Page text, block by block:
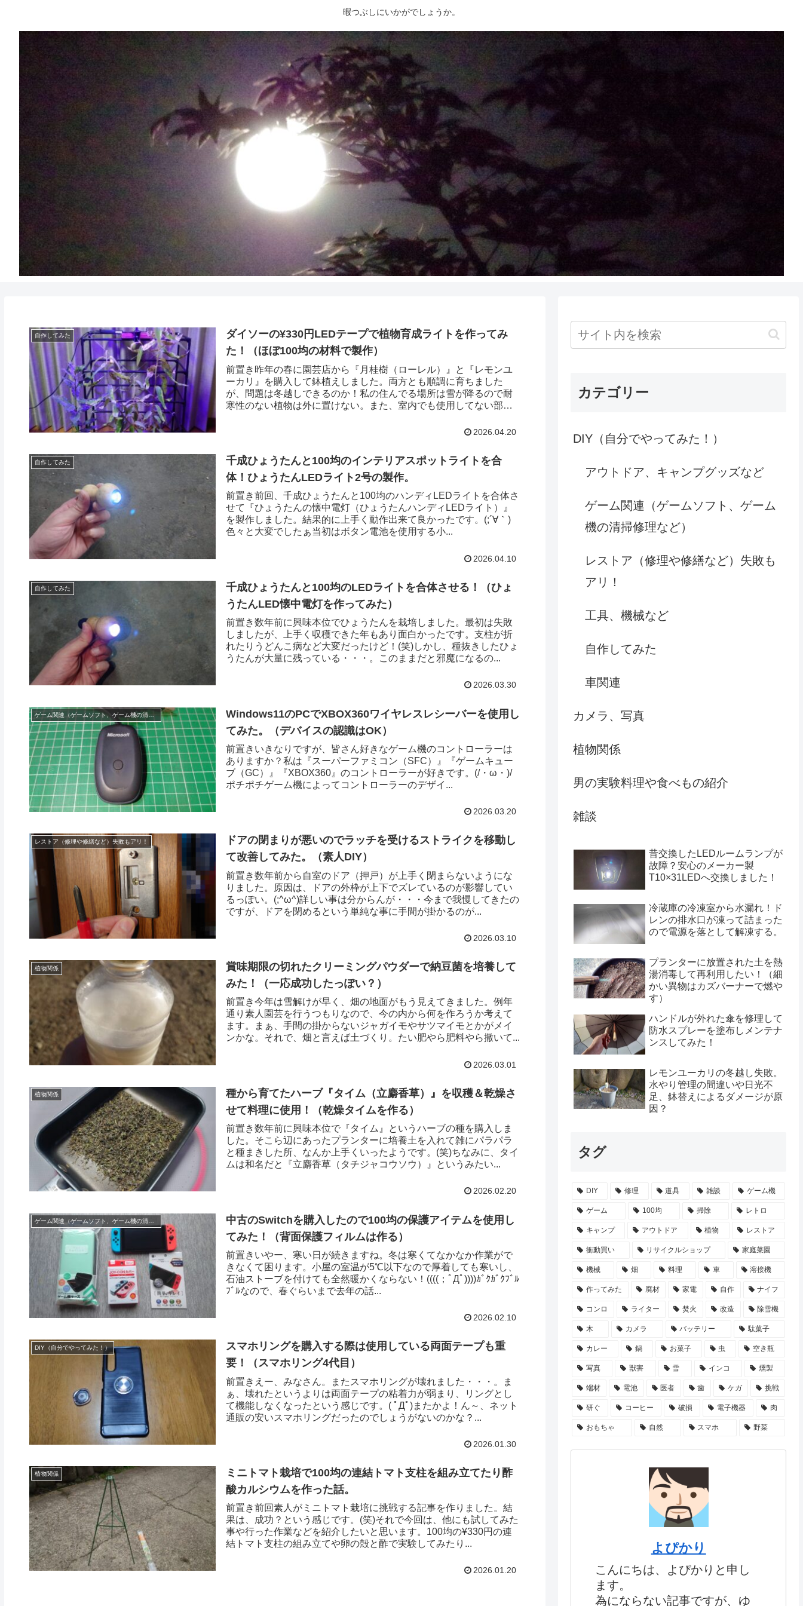
暇つぶしにいかがでしょうか。
自作してみた
ダイソーの¥330円LEDテープで植物育成ライトを作ってみ
た！（ほぼ100均の材料で製作）
前置き昨年の春に園芸店から『月桂樹（ローレル）』と『レモンユ
ーカリ』を購入して鉢植えしました。両方とも順調に育ちました
が、問題は冬越しできるのか！私の住んでる場所は雪が降るので耐
寒性のない植物は外に置けない。また、室内でも使用してない部屋
2026.04.20
自作してみた
千成ひょうたんと100均のインテリアスポットライトを合
体！ひょうたんLEDライト2号の製作。
前置き前回、千成ひょうたんと100均のハンディLEDライトを合体さ
せて『ひょうたんの懐中電灯（ひょうたんハンディLEDライト）』
を製作しました。結果的に上手く動作出来て良かったです。(;´∀｀)
色々と大変でしたぁ当初はボタン電池を使用する小...
2026.04.10
自作してみた
千成ひょうたんと100均のLEDライトを合体させる！（ひょ
うたんLED懐中電灯を作ってみた）
前置き数年前に興味本位でひょうたんを栽培しました。最初は失敗
しましたが、上手く収穫できた年もあり面白かったです。支柱が折
れたりうどんこ病など大変だったけど！(笑)しかし、種抜きしたひょ
うたんが大量に残っている・・・。このままだと邪魔になるの...
2026.03.30
ゲーム関連（ゲームソフト、ゲーム機の清掃修理など）
Windows11のPCでXBOX360ワイヤレスレシーバーを使用し
てみた。（デバイスの認識はOK）
前置きいきなりですが、皆さん好きなゲーム機のコントローラーは
ありますか？私は『スーパーファミコン（SFC）』『ゲームキュー
ブ（GC）』『XBOX360』のコントローラーが好きです。(/・ω・)/
ポチポチゲーム機によってコントローラーのデザイ...
2026.03.20
レストア（修理や修繕など）失敗もアリ！
ドアの閉まりが悪いのでラッチを受けるストライクを移動し
て改善してみた。（素人DIY）
前置き数年前から自室のドア（押戸）が上手く閉まらないようにな
りました。原因は、ドアの外枠が上下でズレているのが影響してい
るっぽい。(;^ω^)詳しい事は分からんが・・・今まで我慢してきたの
ですが、ドアを閉めるという単純な事に手間が掛かるのが...
2026.03.10
植物関係
賞味期限の切れたクリーミングパウダーで納豆菌を培養して
みた！（一応成功したっぽい？）
前置き今年は雪解けが早く、畑の地面がもう見えてきました。例年
通り素人園芸を行うつもりなので、今の内から何を作ろうか考えて
ます。まぁ、手間の掛からないジャガイモやサツマイモとかがメイ
ンかな。それで、畑と言えば土づくり。たい肥やら肥料やら撒いて...
2026.03.01
植物関係
種から育てたハーブ『タイム（立麝香草）』を収穫＆乾燥さ
せて料理に使用！（乾燥タイムを作る）
前置き数年前に興味本位で『タイム』というハーブの種を購入しま
した。そこら辺にあったプランターに培養土を入れて雑にパラパラ
と種まきした所、なんか上手くいったようです。(笑)ちなみに、タイ
ムは和名だと『立麝香草（タチジャコウソウ）』というみたい...
2026.02.20
ゲーム関連（ゲームソフト、ゲーム機の清掃修理など）
中古のSwitchを購入したので100均の保護アイテムを使用し
てみた！（背面保護フィルムは作る）
前置きいやー、寒い日が続きますね。冬は寒くてなかなか作業がで
きなくて困ります。小屋の室温が5℃以下なので厚着しても寒いし、
石油ストーブを付けても全然暖かくならない！((((；ﾟДﾟ))))ｶﾞｸｶﾞｸﾌﾞﾙ
ﾌﾞﾙなので、春ぐらいまで去年の話...
2026.02.10
DIY（自分でやってみた！）
スマホリングを購入する際は使用している両面テープも重
要！（スマホリング4代目）
前置きえー、みなさん。またスマホリングが壊れました・・・。ま
ぁ、壊れたというよりは両面テープの粘着力が弱まり、リングとし
て機能しなくなったという感じです。( ﾟДﾟ)またかよ！ん～、ネット
通販の安いスマホリングだったのでしょうがないのかな？...
2026.01.30
植物関係
ミニトマト栽培で100均の連結トマト支柱を組み立てたり酢
酸カルシウムを作った話。
前置き前回素人がミニトマト栽培に挑戦する記事を作りました。結
果は、成功？という感じです。(笑)それで今回は、他にも試してみた
事や行った作業などを紹介したいと思います。100均の¥330円の連
結トマト支柱の組み立てや卵の殻と酢で実験してみたり...
2026.01.20
カテゴリー
DIY（自分でやってみた！）
アウトドア、キャンプグッズなど
ゲーム関連（ゲームソフト、ゲーム
機の清掃修理など）
レストア（修理や修繕など）失敗も
アリ！
工具、機械など
自作してみた
車関連
カメラ、写真
植物関係
男の実験料理や食べもの紹介
雑談
昔交換したLEDルームランプが
故障？安心のメーカー製
T10×31LEDへ交換しました！
冷蔵庫の冷凍室から水漏れ！ド
レンの排水口が凍って詰まった
ので電源を落として解凍する。
プランターに放置された土を熱
湯消毒して再利用したい！（細
かい異物はカズバーナーで燃や
す）
ハンドルが外れた傘を修理して
防水スプレーを塗布しメンテナ
ンスしてみた！
レモンユーカリの冬越し失敗。
水やり管理の間違いや日光不
足、鉢替えによるダメージが原
因？
タグ
DIY 修理 道具 雑談 ゲーム機
ゲーム 100均 掃除 レトロ
キャンプ アウトドア 植物 レストア
衝動買い リサイクルショップ 家庭菜園
機械 畑 料理 車 溶接機
作ってみた 廃材 家電 自作 ナイフ
コンロ ライター 焚火 改造 除雪機
木 カメラ バッテリー 駄菓子
カレー 鍋 お菓子 虫 空き瓶
写真 獣害 雪 インコ 燻製
端材 電池 医者 歯 ケガ 挑戦
研ぐ コーヒー 破損 電子機器 肉
おもちゃ 自然 スマホ 野菜
よぴかり
こんにちは、よぴかりと申し
ます。
為にならない記事ですが、ゆ